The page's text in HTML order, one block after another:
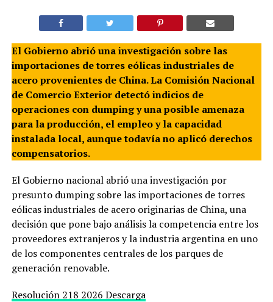
El Gobierno abrió una investigación sobre las
importaciones de torres eólicas industriales de
acero provenientes de China. La Comisión Nacional
de Comercio Exterior detectó indicios de
operaciones con dumping y una posible amenaza
para la producción, el empleo y la capacidad
instalada local, aunque todavía no aplicó derechos
compensatorios.
El Gobierno nacional abrió una investigación por
presunto dumping sobre las importaciones de torres
eólicas industriales de acero originarias de China, una
decisión que pone bajo análisis la competencia entre los
proveedores extranjeros y la industria argentina en uno
de los componentes centrales de los parques de
generación renovable.
Resolución 218 2026 Descarga